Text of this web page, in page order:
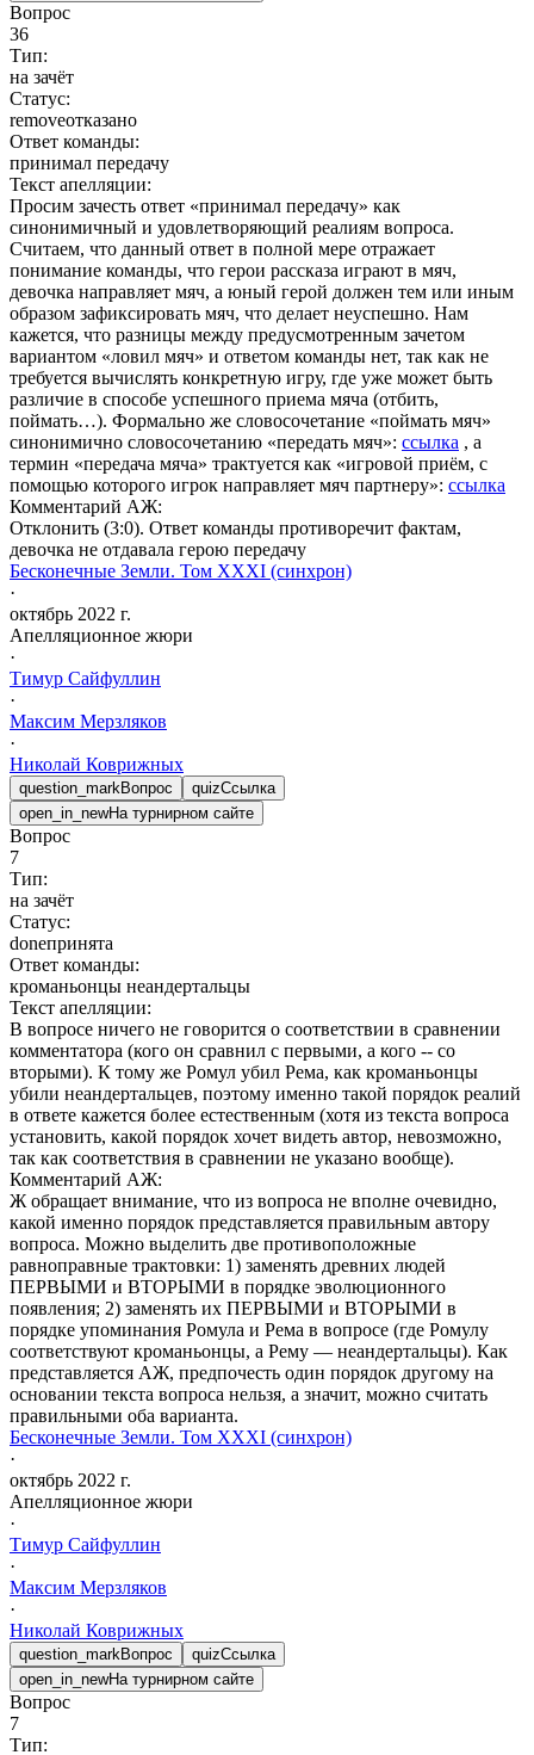
Вопрос
36
Тип:
на зачёт
Статус:
removeотказано
Ответ команды:
принимал передачу
Текст апелляции:
Просим зачесть ответ «принимал передачу» как
синонимичный и удовлетворяющий реалиям вопроса.
Считаем, что данный ответ в полной мере отражает
понимание команды, что герои рассказа играют в мяч,
девочка направляет мяч, а юный герой должен тем или иным
образом зафиксировать мяч, что делает неуспешно. Нам
кажется, что разницы между предусмотренным зачетом
вариантом «ловил мяч» и ответом команды нет, так как не
требуется вычислять конкретную игру, где уже может быть
различие в способе успешного приема мяча (отбить,
поймать…). Формально же словосочетание «поймать мяч»
синонимично словосочетанию «передать мяч»: ссылка , а
термин «передача мяча» трактуется как «игровой приём, с
помощью которого игрок направляет мяч партнеру»: ссылка
Комментарий АЖ:
Отклонить (3:0). Ответ команды противоречит фактам,
девочка не отдавала герою передачу
Бесконечные Земли. Том XXXI (синхрон)
·
октябрь 2022 г.
Апелляционное жюри
·
Тимур Сайфуллин
·
Максим Мерзляков
·
Николай Коврижных
question_mark Вопрос quizСсылка
open_in_newНа турнирном сайте
Вопрос
7
Тип:
на зачёт
Статус:
doneпринята
Ответ команды:
кроманьонцы неандертальцы
Текст апелляции:
В вопросе ничего не говорится о соответствии в сравнении
комментатора (кого он сравнил с первыми, а кого -- со
вторыми). К тому же Ромул убил Рема, как кроманьонцы
убили неандертальцев, поэтому именно такой порядок реалий
в ответе кажется более естественным (хотя из текста вопроса
установить, какой порядок хочет видеть автор, невозможно,
так как соответствия в сравнении не указано вообще).
Комментарий АЖ:
Ж обращает внимание, что из вопроса не вполне очевидно,
какой именно порядок представляется правильным автору
вопроса. Можно выделить две противоположные
равноправные трактовки: 1) заменять древних людей
ПЕРВЫМИ и ВТОРЫМИ в порядке эволюционного
появления; 2) заменять их ПЕРВЫМИ и ВТОРЫМИ в
порядке упоминания Ромула и Рема в вопросе (где Ромулу
соответствуют кроманьонцы, а Рему — неандертальцы). Как
представляется АЖ, предпочесть один порядок другому на
основании текста вопроса нельзя, а значит, можно считать
правильными оба варианта.
Бесконечные Земли. Том XXXI (синхрон)
·
октябрь 2022 г.
Апелляционное жюри
·
Тимур Сайфуллин
·
Максим Мерзляков
·
Николай Коврижных
question_mark Вопрос quizСсылка
open_in_newНа турнирном сайте
Вопрос
7
Тип: